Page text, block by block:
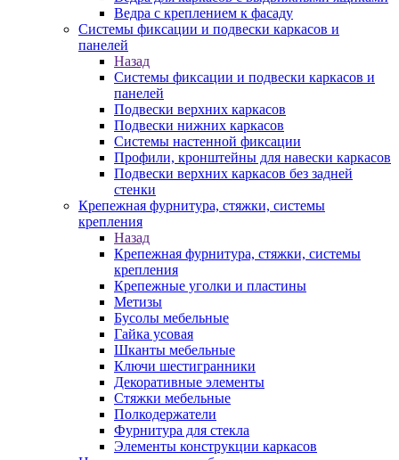
Ведра с креплением к фасаду
Системы фиксации и подвески каркасов и
панелей
Назад
Системы фиксации и подвески каркасов и
панелей
Подвески верхних каркасов
Подвески нижних каркасов
Системы настенной фиксации
Профили, кронштейны для навески каркасов
Подвески верхних каркасов без задней
стенки
Крепежная фурнитура, стяжки, системы
крепления
Назад
Крепежная фурнитура, стяжки, системы
крепления
Крепежные уголки и пластины
Метизы
Бусолы мебельные
Гайка усовая
Шканты мебельные
Ключи шестигранники
Декоративные элементы
Стяжки мебельные
Полкодержатели
Фурнитура для стекла
Элементы конструкции каркасов